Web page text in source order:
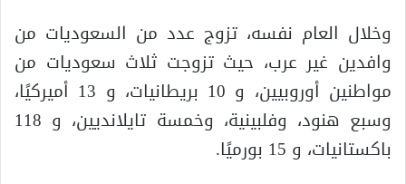
وخلال العام نفسه، تزوج عدد من السعوديات من
وافدين غير عرب، حيث تزوجت ثلاث سعوديات من
مواطنين أوروبيين، و 10 بريطانيات، و 13 أميركيًا،
وسبع هنود، وفلبينية، وخمسة تايلانديين، و 118
باكستانيات، و 15 بورميًا.